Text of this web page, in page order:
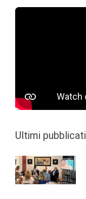
Ultimi pubblicati